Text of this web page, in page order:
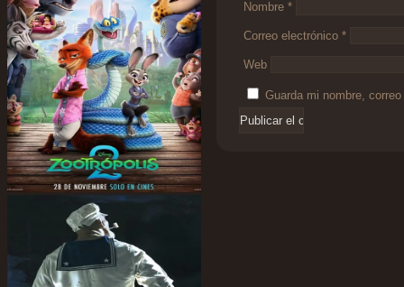
Nombre *
Correo electrónico *
Web
Guarda mi nombre,